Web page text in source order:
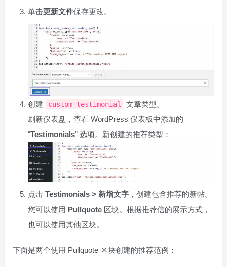
单击更新文件保存更改。
创建 custom_testimonial
文章类型。
刷新仪表盘，查看 WordPress 仪表板中添加的
“Testimonials” 选项。新创建的推荐类型：
点击 Testimonials > 新增文字 ，创建包含推荐的新帖。
您可以使用 Pullquote 区块。根据推荐信的展示方式，
也可以使用其他区块。
下面是两个使用 Pullquote 区块创建的推荐范例：